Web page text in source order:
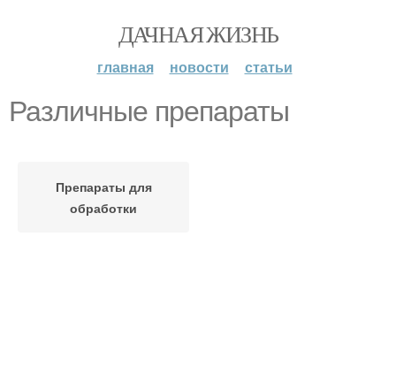
ДАЧНАЯ ЖИЗНЬ
главная новости статьи
Различные препараты
Препараты для
обработки